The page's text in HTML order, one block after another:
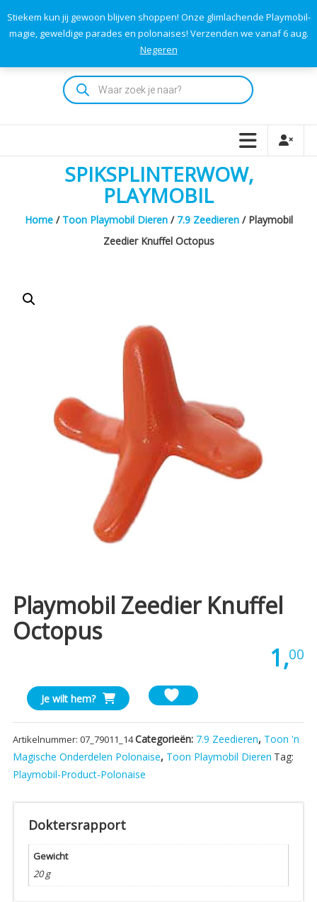
Stiekem kun jij gewoon blijven shoppen! Onze glimlachende Playmobil-
magie, geweldige parades en polonaises! Verzenden we vanaf 6 aug.
Negeren
content
Playmodok
Tweedehands
dromen
voor
iedereen
TOTAAL
Producten
zoeken
SPIKSPLINTERWOW,
PLAYMOBIL
Home/ Toon Playmobil Dieren/ 7.9 Zeedieren/ Playmobil
Zeedier Knuffel Octopus
Playmobil Zeedier Knuffel
Octopus
1,00
Playmobil
Zeedier
Knuffel
Octopus
aantal
Je wilt hem?
Artikelnummer: 07_79011_14Categorieën: 7.9 Zeedieren, Toon 'n
Magische Onderdelen Polonaise, Toon Playmobil Dieren Tag:
Playmobil-Product-Polonaise
Doktersrapport
Gewicht
20 g